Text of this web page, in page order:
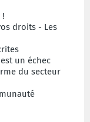
!
droits - Les
un échec
du secteur